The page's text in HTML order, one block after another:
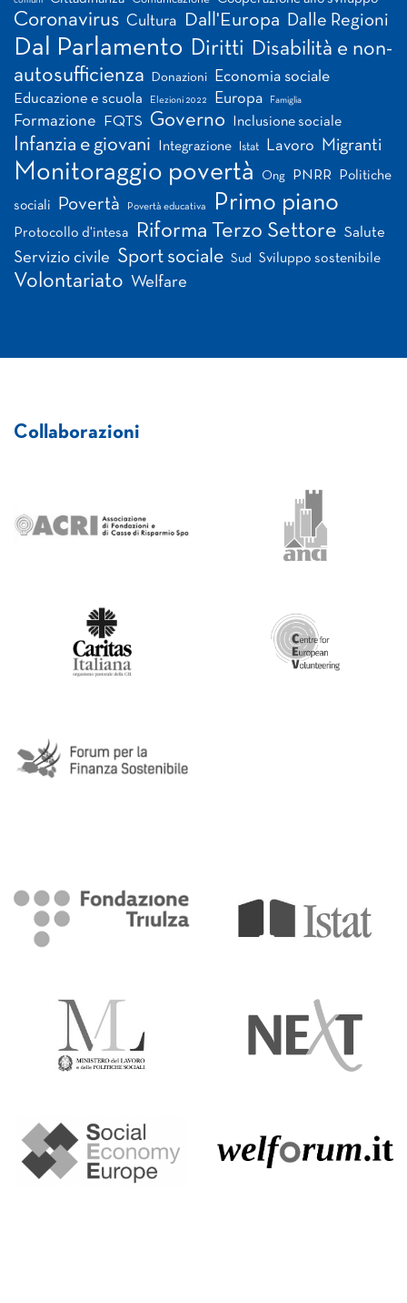
Coronavirus Cultura Dall'Europa Dalle Regioni
Dal Parlamento Diritti
Disabilità e non-
autosufficienza
Donazioni Economia sociale
Educazione e scuola Elezioni 2022 Europa Famiglia
Formazione FQTS Governo Inclusione sociale
Infanzia e giovani Integrazione Istat Lavoro Migranti
Monitoraggio povertà Ong PNRR Politiche
sociali Povertà Povertà educativa Primo piano
Protocollo d'intesa Riforma Terzo Settore Salute
Servizio civile Sport sociale Sud Sviluppo sostenibile
Volontariato Welfare
Collaborazioni